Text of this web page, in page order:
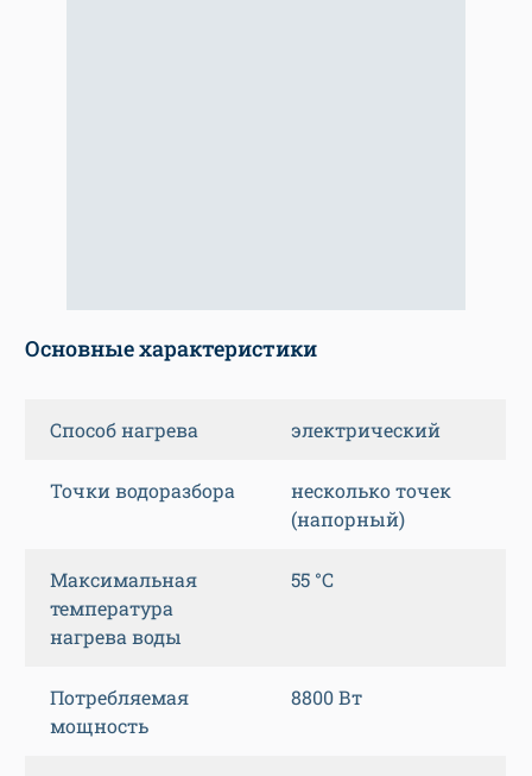
Основные характеристики
Способ нагрева электрический
Точки водоразбора
несколько точек
(напорный)
Максимальная
температура
нагрева воды
55 °C
Потребляемая
мощность
8800 Вт